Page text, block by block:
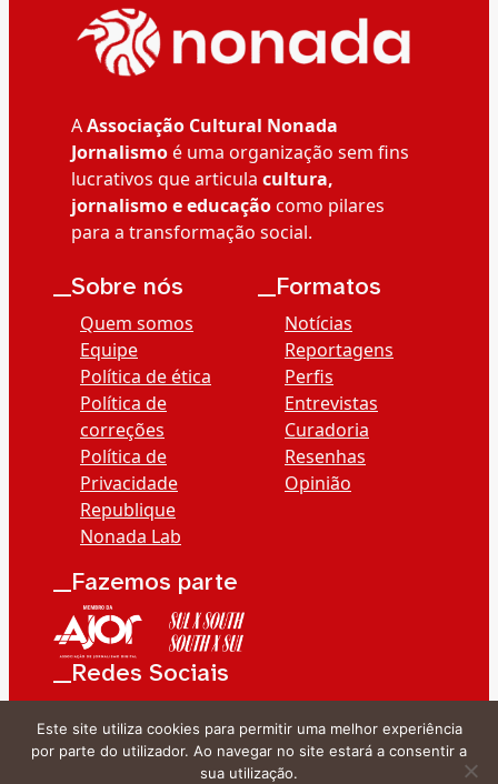
AAssociação Cultural Nonada
Jornalismoé uma organização sem fins
lucrativos que articula cultura,
jornalismo e educaçãocomo pilares
para a transformação social.
__Sobre nós
Quem somos
Equipe
Política de ética
Política de
correções
Política de
Privacidade
Republique
Nonada Lab
__Formatos
Notícias
Reportagens
Perfis
Entrevistas
Curadoria
Resenhas
Opinião
__Fazemos parte
__Redes Sociais
Este site utiliza cookies para permitir uma melhor experiência
por parte do utilizador. Ao navegar no site estará a consentir a
sua utilização.